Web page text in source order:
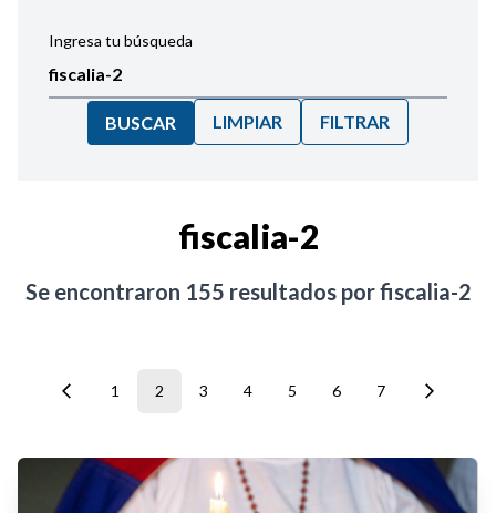
Ingresa tu búsqueda
BUSCAR LIMPIAR FILTRAR
fiscalia-2
Se encontraron 155 resultados porfiscalia-2
1 2 3 4 5 6 7